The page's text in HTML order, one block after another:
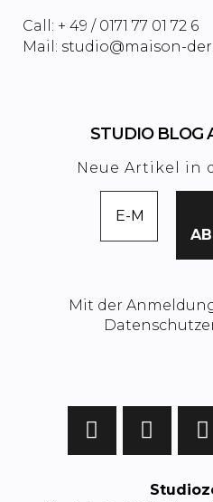
Call: + 49 / 0171 77 01 72 6
Mail: studio@maison-
STUDIO BLOG
Neue Artikel in
Mit der